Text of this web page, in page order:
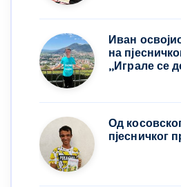
Иван
на
,,Играле се
Од
пјесничког